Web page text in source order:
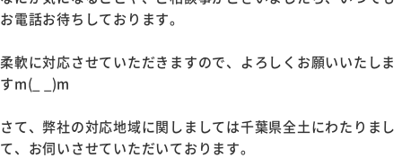
お電話お待ちしております。
柔軟に対応させていただきますので、よろしくお願いいたしま
すm(_ _)m
さて、弊社の対応地域に関しましては千葉県全土にわたりまし
て、お伺いさせていただいております。